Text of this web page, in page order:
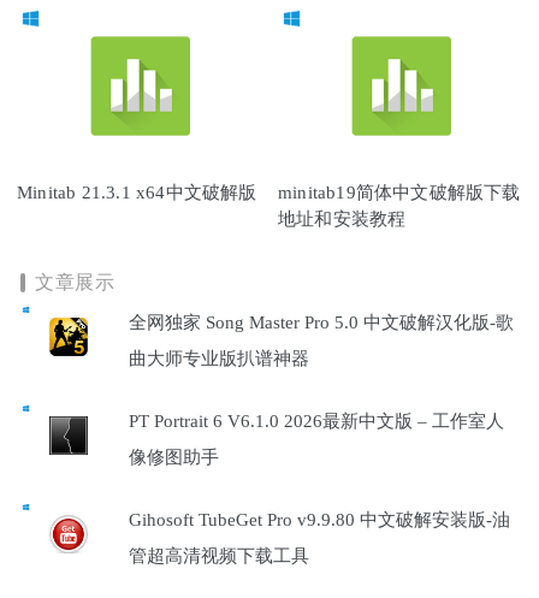
Minitab 21.3.1 x64中文破解版
minitab19简体中文破解版下载
地址和安装教程
文章展示
全网独家 Song Master Pro 5.0 中文破解汉化版-歌
曲大师专业版扒谱神器
PT Portrait 6 V6.1.0 2026最新中文版 – 工作室人
像修图助手
Gihosoft TubeGet Pro v9.9.80 中文破解安装版-油
管超高清视频下载工具